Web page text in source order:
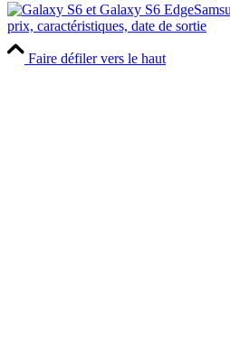
prix, caractéristiques, date de sortie
Faire défiler vers le haut